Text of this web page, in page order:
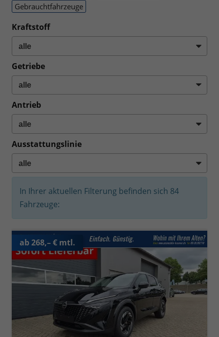
Gebrauchtfahrzeuge
Kraftstoff
Getriebe
Antrieb
Ausstattungslinie
In Ihrer aktuellen Filterung befinden sich 84
Fahrzeuge:
ab 268,– € mtl.